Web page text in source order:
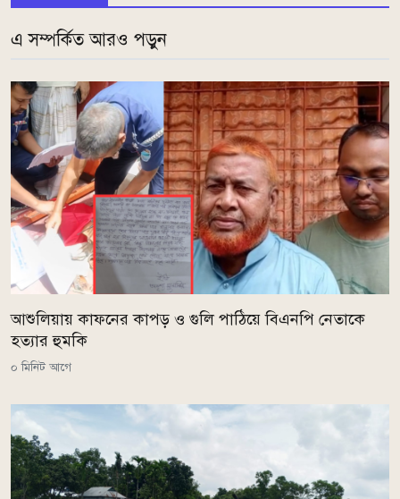
এ সম্পর্কিত আরও পড়ুন
আশুলিয়ায় কাফনের কাপড় ও গুলি পাঠিয়ে বিএনপি নেতাকে
হত্যার হুমকি
০ মিনিট আগে